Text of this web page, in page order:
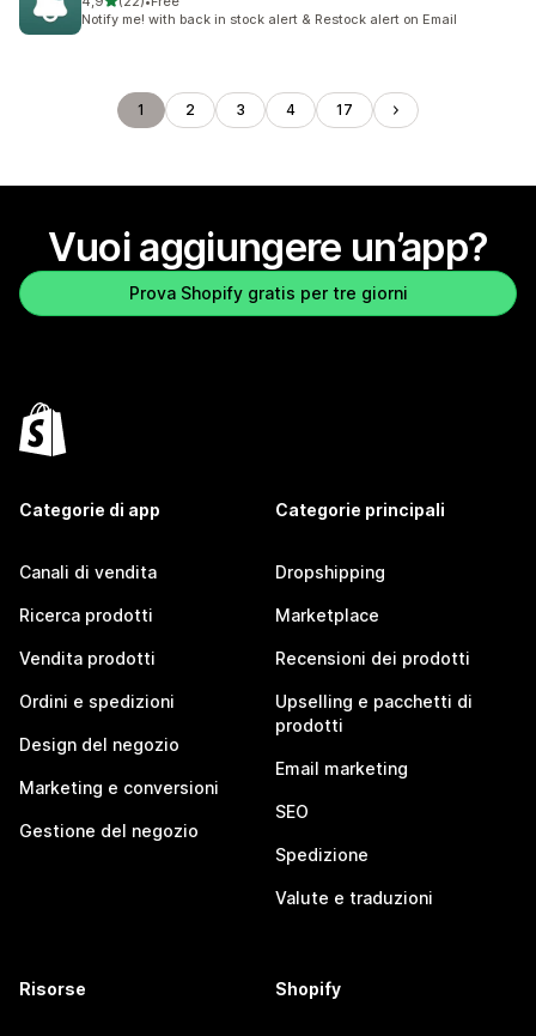
22 recensioni totali
Notify me! with back in stock alert & Restock alert on Email
1 2 3 4 17
Vuoi aggiungere un’app?
Prova Shopify gratis per tre giorni
Categorie di app
Canali di vendita
Ricerca prodotti
Vendita prodotti
Ordini e spedizioni
Design del negozio
Marketing e conversioni
Gestione del negozio
Categorie principali
Dropshipping
Marketplace
Recensioni dei prodotti
Upselling e pacchetti di
prodotti
Email marketing
SEO
Spedizione
Valute e traduzioni
Risorse Shopify